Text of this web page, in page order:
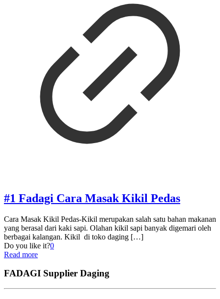
#1 Fadagi Cara Masak Kikil Pedas
Cara Masak Kikil Pedas-Kikil merupakan salah satu bahan makanan
yang berasal dari kaki sapi. Olahan kikil sapi banyak digemari oleh
berbagai kalangan. Kikil di toko daging […]
Do you like it?0
Read more
FADAGI Supplier Daging